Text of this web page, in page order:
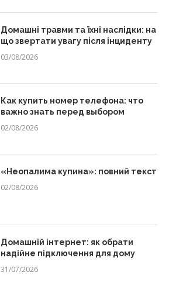
Домашні травми та їхні наслідки: на
що звертати увагу після інциденту
03/08/2026
Как купить номер телефона: что
важно знать перед выбором
02/08/2026
«Неопалима купина»: повний текст
02/08/2026
Домашній інтернет: як обрати
надійне підключення для дому
31/07/2026